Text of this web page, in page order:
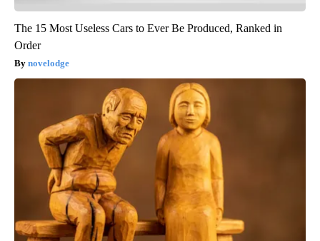
The 15 Most Useless Cars to Ever Be Produced, Ranked in
Order
novelodge